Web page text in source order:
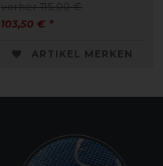
vorher 115,00 €
103,50 € *
ARTIKEL MERKEN